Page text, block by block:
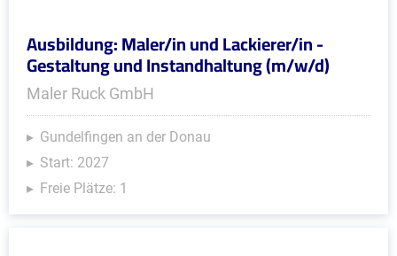
Ausbildung: Maler/in und Lackierer/in -
Gestaltung und Instandhaltung (m/w/d)
Maler Ruck GmbH
Gundelfingen an der Donau
Start: 2027
Freie Plätze: 1